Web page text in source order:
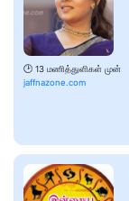
🕑 13 மணித்துளிகள் முன்
jaffnazone.com